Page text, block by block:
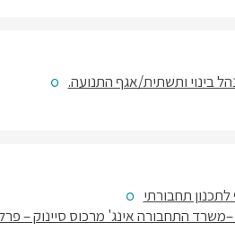
בינוי ותשתית/אגף התנועה.
תחבורתי
–משרד התחבורה אינג' מרכוס סיינוק –